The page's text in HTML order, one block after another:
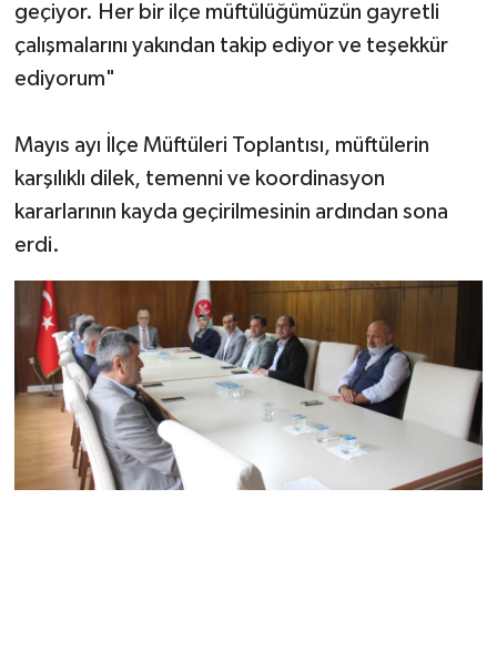
geçiyor. Her bir ilçe müftülüğümüzün gayretli
çalışmalarını yakından takip ediyor ve teşekkür
ediyorum"
Mayıs ayı İlçe Müftüleri Toplantısı, müftülerin
karşılıklı dilek, temenni ve koordinasyon
kararlarının kayda geçirilmesinin ardından sona
erdi.